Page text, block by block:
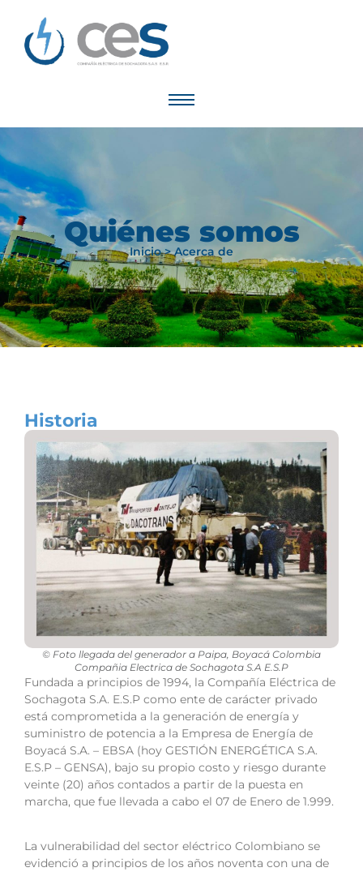
Quiénes somos
Inicio > Acerca de
Historia
© Foto llegada del generador a Paipa, Boyacá Colombia
Compañia Electrica de Sochagota S.A E.S.P
Fundada a principios de 1994, la Compañía Eléctrica de
Sochagota S.A. E.S.P como ente de carácter privado
está comprometida a la generación de energía y
suministro de potencia a la Empresa de Energía de
Boyacá S.A. – EBSA (hoy GESTIÓN ENERGÉTICA S.A.
E.S.P – GENSA), bajo su propio costo y riesgo durante
veinte (20) años contados a partir de la puesta en
marcha, que fue llevada a cabo el 07 de Enero de 1.999.
La vulnerabilidad del sector eléctrico Colombiano se
evidenció a principios de los años noventa con una de